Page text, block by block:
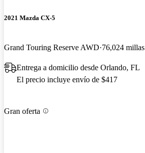
2021 Mazda CX-5
Grand Touring Reserve AWD 76,024 millas
Entrega a domicilio desde Orlando, FL
El precio incluye envío de $417
Gran oferta